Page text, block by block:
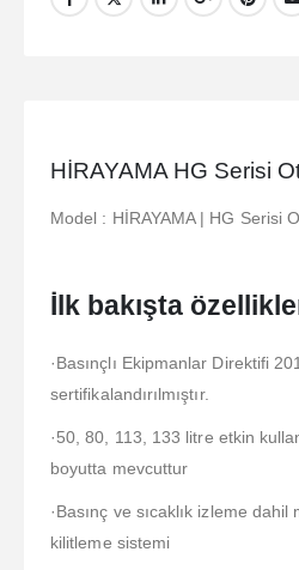
HİRAYAMA HG Serisi
Model : HİRAYAMA | HG Serisi
İlk bakışta
·Basınçlı Ekipmanlar Direktifi
sertifikalandırılmıştır.
·50, 80, 113, 133 litre etkin
boyutta mevcuttur
·Basınç ve sıcaklık izleme
kilitleme sistemi